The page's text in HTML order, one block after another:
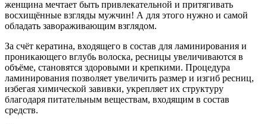
женщина мечтает быть привлекательной и притягивать
восхищённые взгляды мужчин! А для этого нужно и самой
обладать завораживающим взглядом.
За счёт кератина, входящего в состав для ламинирования и
проникающего вглубь волоска, ресницы увеличиваются в
объёме, становятся здоровыми и крепкими. Процедура
ламинирования позволяет увеличить размер и изгиб ресниц,
избегая химической завивки, укрепляет их структуру
благодаря питательным веществам, входящим в состав
средств.